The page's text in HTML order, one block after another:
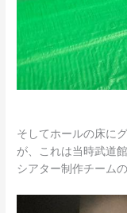
そしてホールの床に
が、これは当時武道
シアター制作チーム